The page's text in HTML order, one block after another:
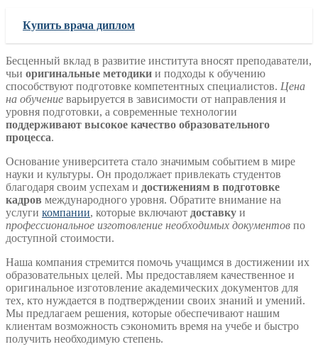
Купить врача диплом
Бесценный вклад в развитие института вносят преподаватели,
чьи оригинальные методики и подходы к обучению
способствуют подготовке компетентных специалистов. Цена
на обучение варьируется в зависимости от направления и
уровня подготовки, а современные технологии
поддерживают высокое качество образовательного
процесса.
Основание университета стало значимым событием в мире
науки и культуры. Он продолжает привлекать студентов
благодаря своим успехам и достижениям в подготовке
кадров международного уровня. Обратите внимание на
услуги компании, которые включают доставку и
профессиональное изготовление необходимых документов по
доступной стоимости.
Наша компания стремится помочь учащимся в достижении их
образовательных целей. Мы предоставляем качественное и
оригинальное изготовление академических документов для
тех, кто нуждается в подтверждении своих знаний и умений.
Мы предлагаем решения, которые обеспечивают нашим
клиентам возможность сэкономить время на учебе и быстро
получить необходимую степень.